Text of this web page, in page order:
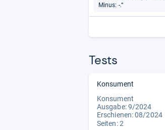
Minus: -.“
Tests
Konsument
Konsument
Ausgabe: 9/2024
Erschienen: 08/2024
Seiten: 2